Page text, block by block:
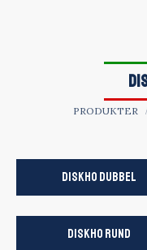
PRODUKTER
DISKHO DUBBEL
DISKHO RUND